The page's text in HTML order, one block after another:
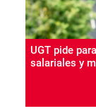
UGT pide
salariales y